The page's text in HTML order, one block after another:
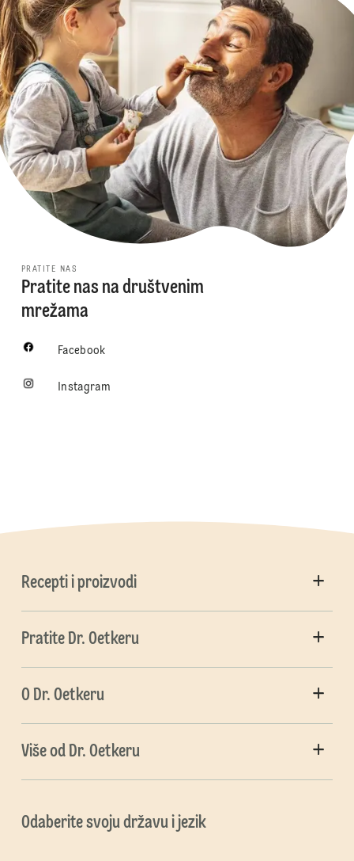
PRATITE NAS
Pratite nas na društvenim
mrežama
Facebook
Instagram
Recepti i proizvodi
Pratite Dr. Oetkeru
O Dr. Oetkeru
Više od Dr. Oetkeru
Odaberite svoju državu i jezik